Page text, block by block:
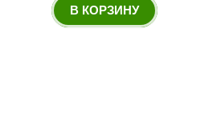
В КОРЗИНУ